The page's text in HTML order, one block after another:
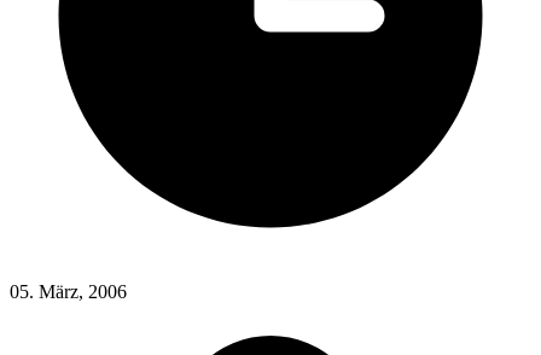
05. März, 2006